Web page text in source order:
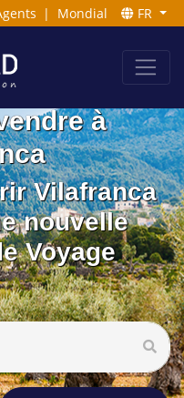
| Mondial FR
à
Vilafranca
nouvelle
Voyage